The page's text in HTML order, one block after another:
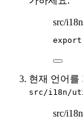
src/
현재 언어를
src/i18n/
src/